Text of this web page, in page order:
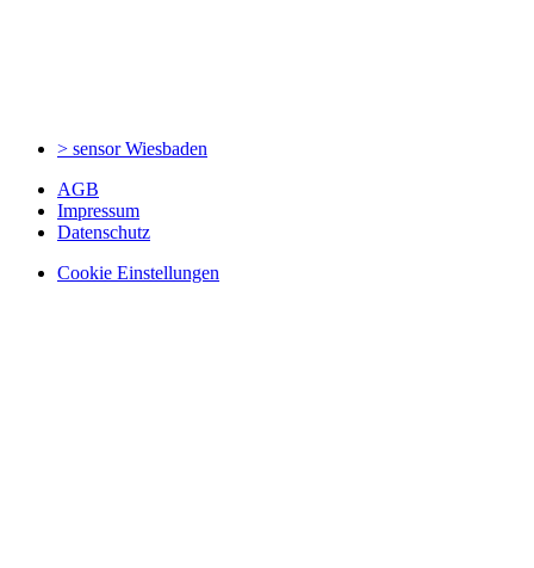
> sensorWiesbaden
AGB
Impressum
Datenschutz
Cookie Einstellungen